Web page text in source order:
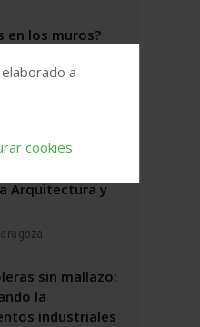
en los muros?
Arquitectura y
Arquitectura y
sin mallazo:
la
industriales
a
cookies